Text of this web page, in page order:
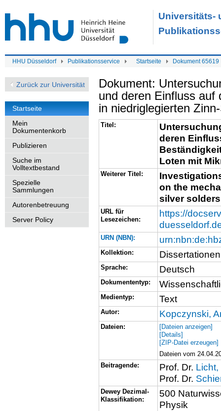
Universitäts-
HHU Düsseldorf Publikationsservice Startseite Dokument 65619
Zurück zur Universität
Startseite
Mein
Dokumentenkorb
Publizieren
Suche im
Volltextbestand
Spezielle
Sammlungen
Autorenbetreuung
Server Policy
Dokument:
und deren Einfluss auf
in niedriglegierten
Titel:
deren
Loten mit
Weiterer Titel:
on the
silver
URL für
Lesezeichen:
https://
URN (NBN):
Kollektion: Dissertationen
Sprache: Deutsch
Dokumententyp:
Medientyp: Text
Autor: Kopczynski,
Dateien:
[Dateien anzeigen]
[Details]
[ZIP-Datei erzeugen]
Dateien vom
Beitragende:
Prof. Dr.
Prof. Dr.
Dewey Dezimal-
Klassifikation:
500
Physik